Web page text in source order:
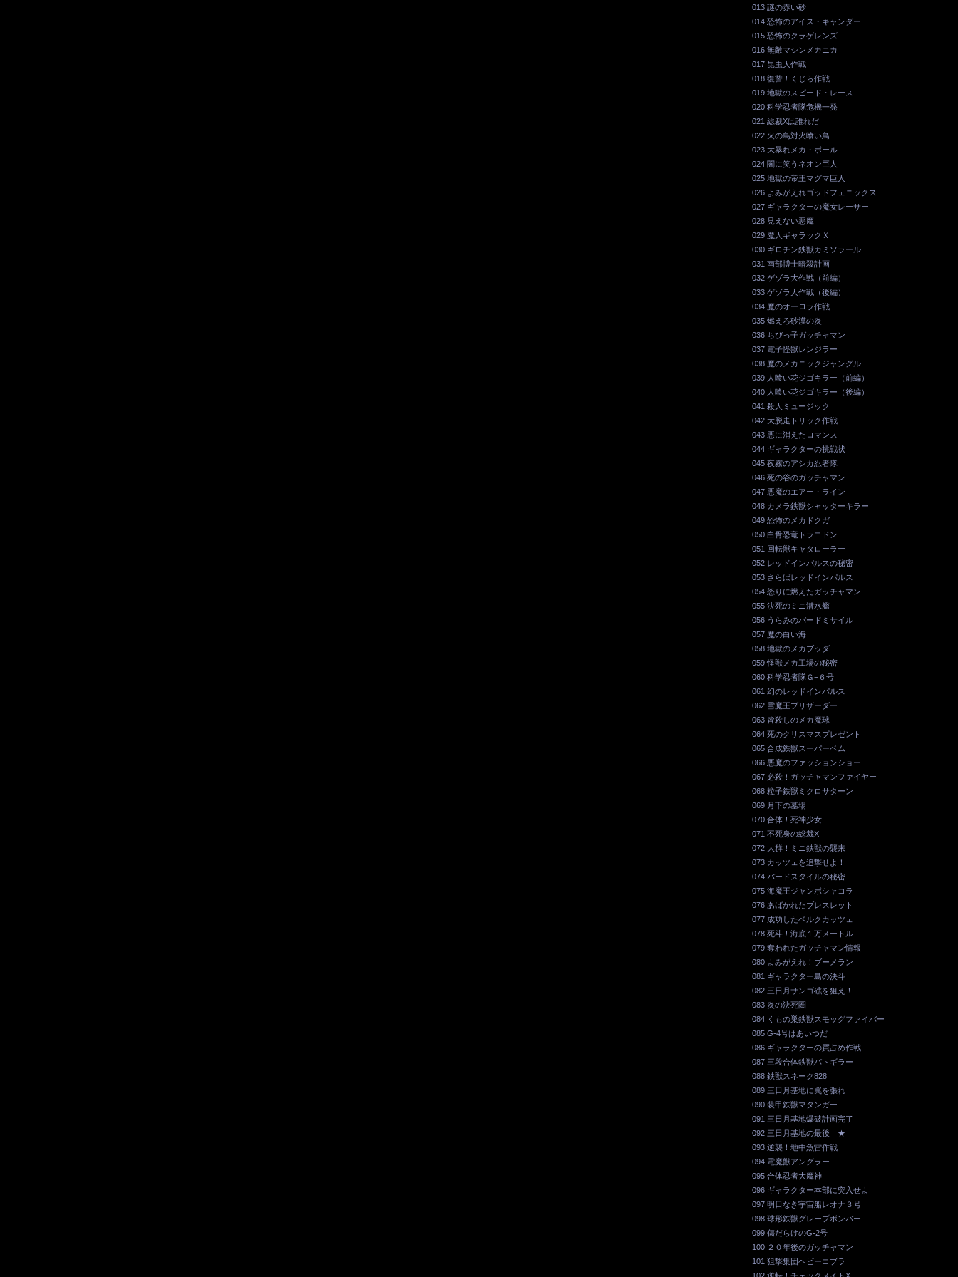
013 謎の赤い砂
014 恐怖のアイス・キャンダー
015 恐怖のクラゲレンズ
016 無敵マシンメカニカ
017 昆虫大作戦
018 復讐！くじら作戦
019 地獄のスピード・レース
020 科学忍者隊危機一発
021 総裁Xは誰れだ
022 火の鳥対火喰い鳥
023 大暴れメカ・ボール
024 闇に笑うネオン巨人
025 地獄の帝王マグマ巨人
026 よみがえれゴッドフェニックス
027 ギャラクターの魔女レーサー
028 見えない悪魔
029 魔人ギャラックＸ
030 ギロチン鉄獣カミソラール
031 南部博士暗殺計画
032 ゲゾラ大作戦（前編）
033 ゲゾラ大作戦（後編）
034 魔のオーロラ作戦
035 燃えろ砂漠の炎
036 ちびっ子ガッチャマン
037 電子怪獣レンジラー
038 魔のメカニックジャングル
039 人喰い花ジゴキラー（前編）
040 人喰い花ジゴキラー（後編）
041 殺人ミュージック
042 大脱走トリック作戦
043 悪に消えたロマンス
044 ギャラクターの挑戦状
045 夜霧のアシカ忍者隊
046 死の谷のガッチャマン
047 悪魔のエアー・ライン
048 カメラ鉄獣シャッターキラー
049 恐怖のメカドクガ
050 白骨恐竜トラコドン
051 回転獣キャタローラー
052 レッドインパルスの秘密
053 さらばレッドインパルス
054 怒りに燃えたガッチャマン
055 決死のミニ潜水艦
056 うらみのバードミサイル
057 魔の白い海
058 地獄のメカブッダ
059 怪獣メカ工場の秘密
060 科学忍者隊Ｇ−６号
061 幻のレッドインパルス
062 雪魔王ブリザーダー
063 皆殺しのメカ魔球
064 死のクリスマスプレゼント
065 合成鉄獣スーパーベム
066 悪魔のファッションショー
067 必殺！ガッチャマンファイヤー
068 粒子鉄獣ミクロサターン
069 月下の墓場
070 合体！死神少女
071 不死身の総裁X
072 大群！ミニ鉄獣の襲来
073 カッツェを追撃せよ！
074 バードスタイルの秘密
075 海魔王ジャンボシャコラ
076 あばかれたブレスレット
077 成功したベルクカッツェ
078 死斗！海底１万メートル
079 奪われたガッチャマン情報
080 よみがえれ！ブーメラン
081 ギャラクター島の決斗
082 三日月サンゴ礁を狙え！
083 炎の決死圏
084 くもの巣鉄獣スモッグファイバー
085 G-4号はあいつだ
086 ギャラクターの買占め作戦
087 三段合体鉄獣パトギラー
088 鉄獣スネーク828
089 三日月基地に罠を張れ
090 装甲鉄獣マタンガー
091 三日月基地爆破計画完了
092 三日月基地の最後 ★
093 逆襲！地中魚雷作戦
094 電魔獣アングラー
095 合体忍者大魔神
096 ギャラクター本部に突入せよ
097 明日なき宇宙船レオナ３号
098 球形鉄獣グレープボンバー
099 傷だらけのG-2号
100 ２０年後のガッチャマン
101 狙撃集団ヘビーコブラ